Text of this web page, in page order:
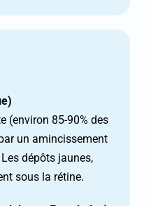
(environ 85-90% des
un amincissement
dépôts jaunes,
sous la rétine.